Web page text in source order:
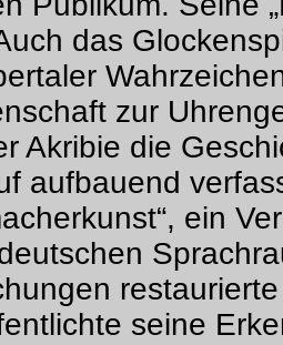
das
zur
Akribie die
aufbauend
ein
seine